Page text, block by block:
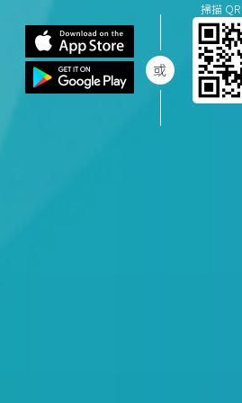
掃描